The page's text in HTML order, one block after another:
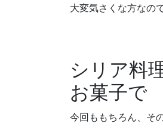
大変気さくな方なの
シリア料
お菓子で
今回ももちろん、そ